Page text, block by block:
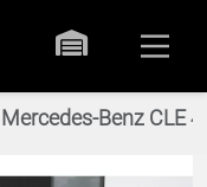
Mercedes-Benz CLE